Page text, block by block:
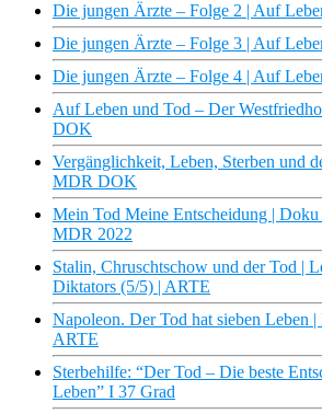
Die jungen Ärzte – Folge 2 | Auf
Die jungen Ärzte – Folge 3 | Auf
Die jungen Ärzte – Folge 4 | Auf
Auf Leben und Tod – Der
DOK
Vergänglichkeit, Leben, Sterben und
MDR DOK
Mein Tod Meine Entscheidung |
MDR 2022
Stalin, Chruschtschow und der Tod |
Diktators (5/5) | ARTE
Napoleon. Der Tod hat sieben Leben
ARTE
Sterbehilfe: “Der Tod – Die beste
Leben” I 37 Grad